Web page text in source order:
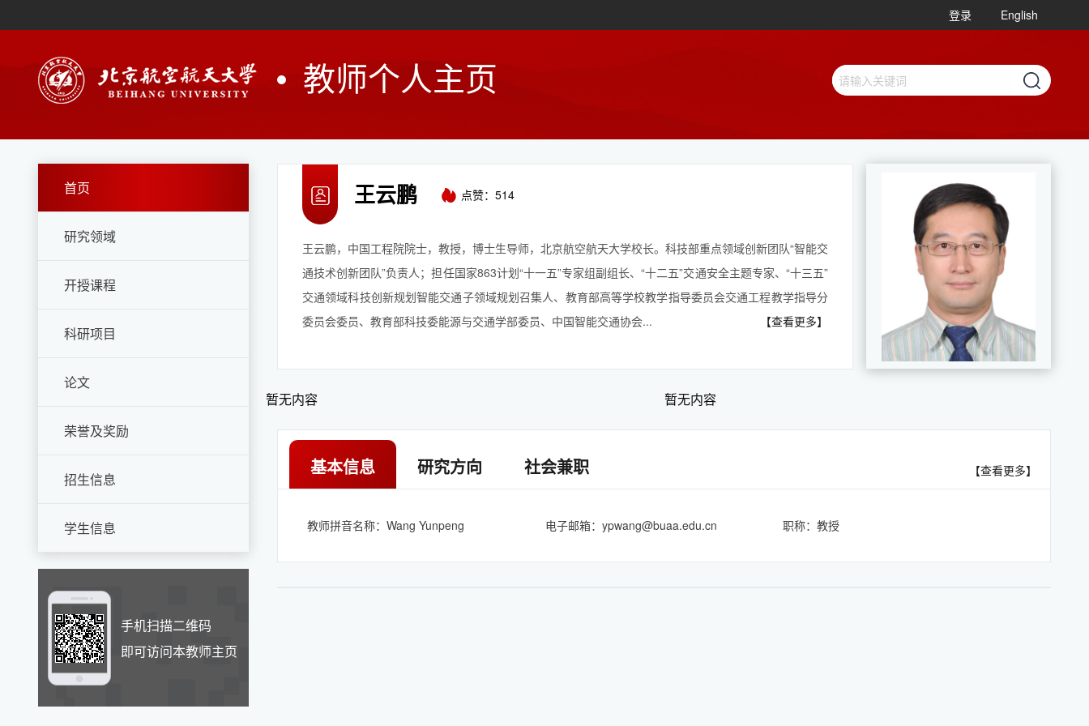
登录 English
教师个人主页
首页
研究领域
开授课程
科研项目
论文
荣誉及奖励
招生信息
学生信息
手机扫描二维码
即可访问本教师主页
王云鹏 点赞： 514
王云鹏，中国工程院院士，教授，博士生导师，北京航空航天大学校长。科技部重点领域创新团队“智能交
通技术创新团队”负责人；担任国家863计划“十一五”专家组副组长、“十二五”交通安全主题专家、“十三五”
交通领域科技创新规划智能交通子领域规划召集人、教育部高等学校教学指导委员会交通工程教学指导分
委员会委员、教育部科技委能源与交通学部委员、中国智能交通协会...
【查看更多】
暂无内容 暂无内容
基本信息 研究方向 社会兼职 【查看更多】
教师拼音名称：Wang Yunpeng 电子邮箱： ypwang@buaa.edu.cn 职称：教授